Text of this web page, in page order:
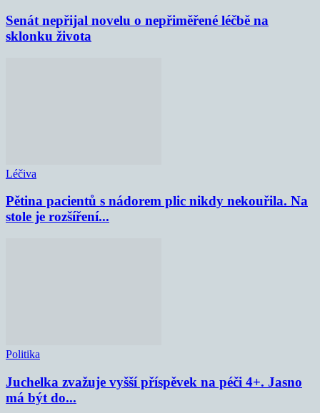
Senát nepřijal novelu o nepřiměřené léčbě na
sklonku života
Léčiva
Pětina pacientů s nádorem plic nikdy nekouřila. Na
stole je rozšíření...
Politika
Juchelka zvažuje vyšší příspěvek na péči 4+. Jasno
má být do...